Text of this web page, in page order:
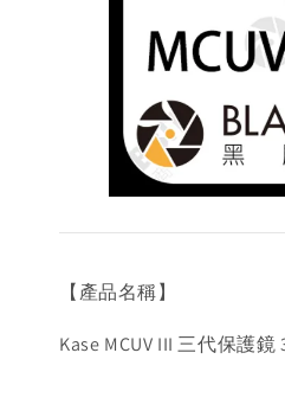
【產品名稱】
Kase MCUV III 三代保護鏡